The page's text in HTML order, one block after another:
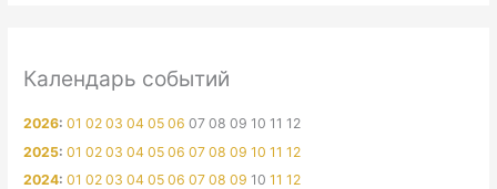
Календарь событий
2026:01 02 03 04 05 06 07 08 09 10 11 12
2025:01 02 03 04 05 06 07 08 09 10 11 12
2024:01 02 03 04 05 06 07 08 09 10 11 12